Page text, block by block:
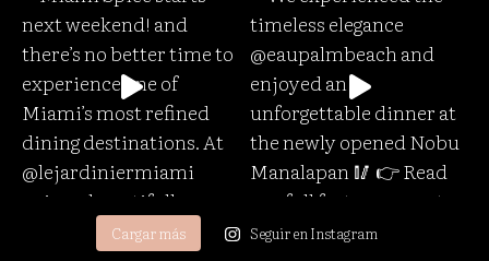
Cargar más Seguir en Instagram